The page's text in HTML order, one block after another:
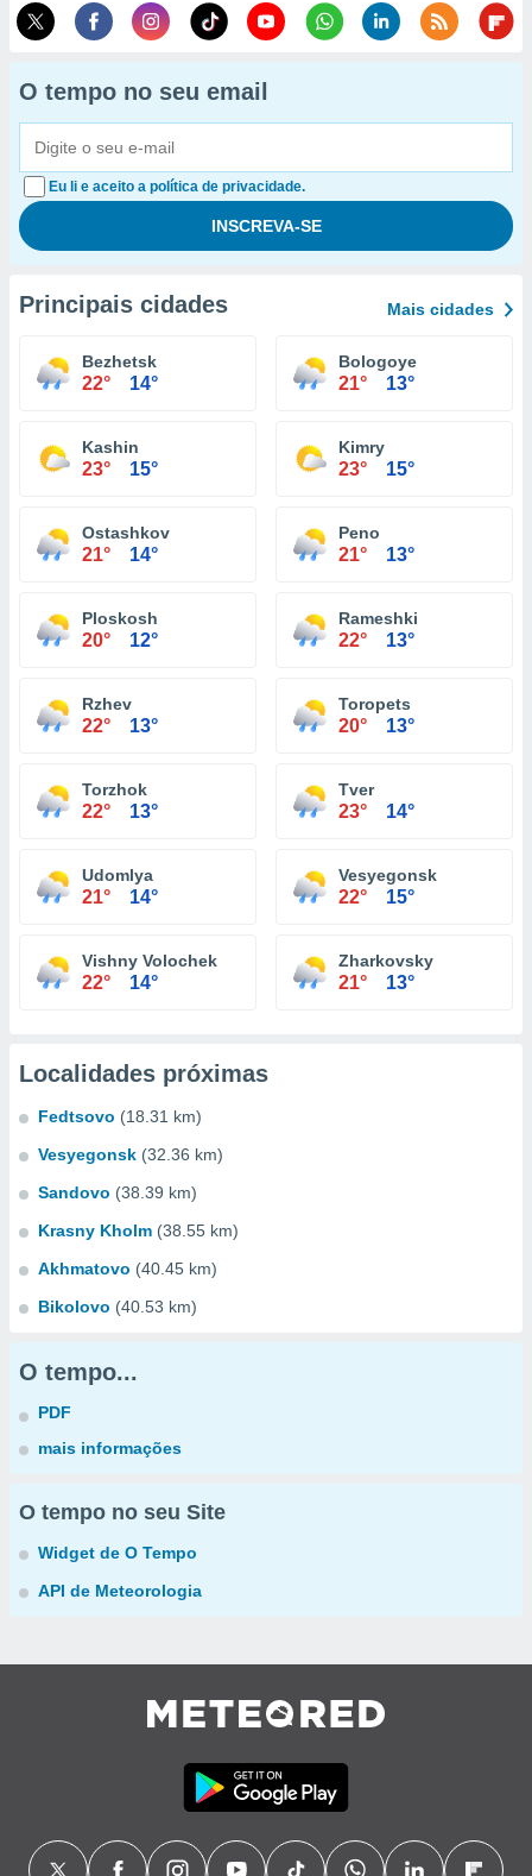
O tempo no seu email
Eu li e aceito a política de privacidade.
Principais cidades Mais cidades
Bezhetsk
22° 14°
Bologoye
21° 13°
Kashin
23° 15°
Kimry
23° 15°
Ostashkov
21° 14°
Peno
21° 13°
Ploskosh
20° 12°
Rameshki
22° 13°
Rzhev
22° 13°
Toropets
20° 13°
Torzhok
22° 13°
Tver
23° 14°
Udomlya
21° 14°
Vesyegonsk
22° 15°
Vishny Volochek
22° 14°
Zharkovsky
21° 13°
Localidades próximas
Fedtsovo (18.31 km)
Vesyegonsk (32.36 km)
Sandovo (38.39 km)
Krasny Kholm (38.55 km)
Akhmatovo (40.45 km)
Bikolovo (40.53 km)
O tempo...
PDF
mais informações
O tempo no seu Site
Widget de O Tempo
API de Meteorologia